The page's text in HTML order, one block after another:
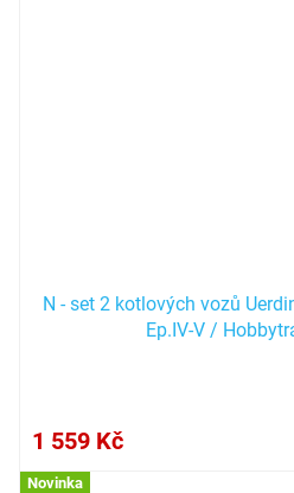
N - set 2 kotlových vozů
Ep.IV-V /
1 559 Kč
Novinka